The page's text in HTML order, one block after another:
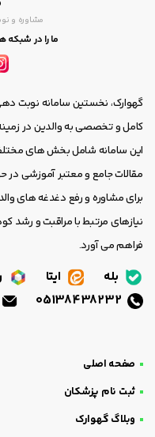
مشاوره و
ما را در شبکه
گهوارک، نخستین سامانه نوبت
کامل و تخصصی به والدین در
این سامانه شامل بخش های
مقالات جامع و معتبر آموزشی
برای مشاوره و رفع دغدغه های
نیازهای مرتبط با مراقبت و رشد
فراهم می آورد.
بله ایتا
صفحه اصلی
ثبت نام پزشکان
وبلاگ گهوارک